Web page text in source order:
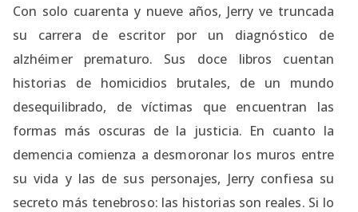
Con solo cuarenta y nueve años, Jerry ve truncada
su carrera de escritor por un diagnóstico de
alzhéimer prematuro. Sus doce libros cuentan
historias de homicidios brutales, de un mundo
desequilibrado, de víctimas que encuentran las
formas más oscuras de la justicia. En cuanto la
demencia comienza a desmoronar los muros entre
su vida y las de sus personajes, Jerry confiesa su
secreto más tenebroso: las historias son reales. Si lo